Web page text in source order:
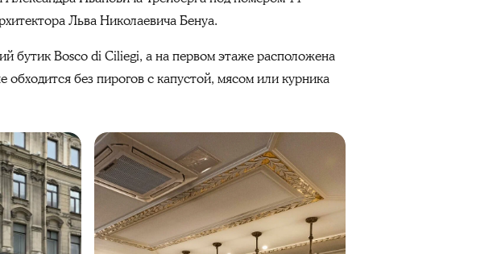
Льва Николаевича Бенуа.
бутик Bosco di Ciliegi, а на первом этаже расположена
без пирогов с капустой, мясом или курника